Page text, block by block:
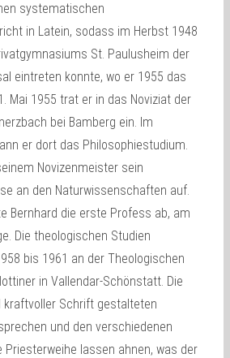
systematischen
in Latein, sodass im Herbst 1948
St. Paulusheim der
eintreten konnte, wo er 1955 das
Mai 1955 trat er in das Noviziat der
bei Bamberg ein. Im
er dort das Philosophiestudium.
Novizenmeister sein
an den Naturwissenschaften auf.
Bernhard die erste Profess ab, am
Die theologischen Studien
bis 1961 an der Theologischen
in Vallendar-Schönstatt. Die
Schrift gestalteten
und den verschiedenen
Priesterweihe lassen ahnen, was der